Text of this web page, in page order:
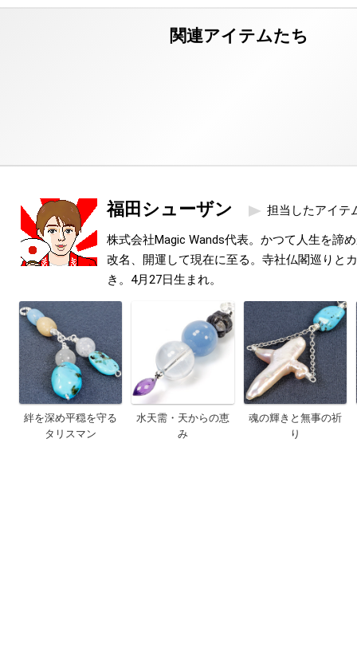
福田シューザン 担当したアイテ
株式会社Magic Wands代表。かつて人生を諦
改名、開運して現在に至る。寺社仏閣巡りと
き。4月27日生まれ。
絆を深め平穏を守る
タリスマン
水天需・天からの恵
み
魂の輝きと無事の祈
り